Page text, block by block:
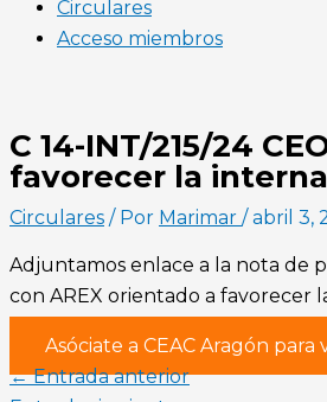
Circulares
Acceso miembros
C 14-INT/215/24
favorecer la
Circulares / Por Marimar /abril 3,
Adjuntamos enlace a la nota de
con AREX orientado a favorecer
Asóciate a CEAC Aragón
←Entrada anterior